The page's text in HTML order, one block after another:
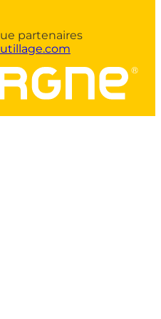
partenaires